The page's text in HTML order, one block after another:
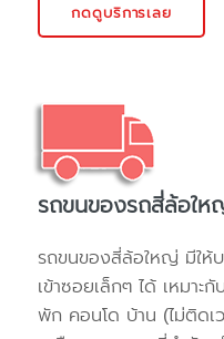
กดดูบริการเลย
รถขนของรถสี่ล้อใ
รถขนของสี่ล้อใหญ่ มีให้
เข้าซอยเล็กๆ ได้ เหมาะ
พัก คอนโด บ้าน (ไม่ติดเ